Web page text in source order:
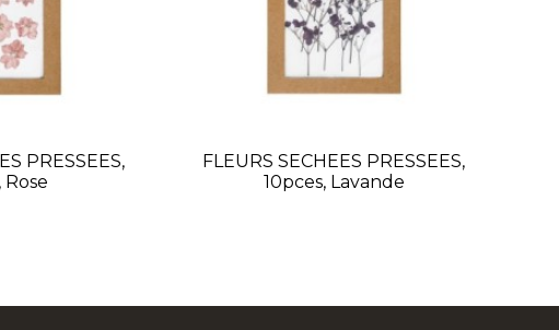
PRESSEES,
Rose
FLEURS SECHEES PRESSEES,
10pces, Lavande